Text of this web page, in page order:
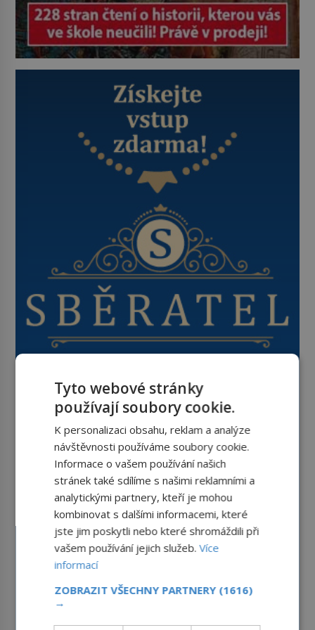
Tyto webové stránky
používají soubory cookie.
K personalizaci obsahu, reklam a analýze
návštěvnosti používáme soubory cookie.
Informace o vašem používání našich
stránek také sdílíme s našimi reklamními a
analytickými partnery, kteří je mohou
kombinovat s dalšími informacemi, které
jste jim poskytli nebo které shromáždili při
vašem používání jejich služeb.Více
informací
ZOBRAZIT VŠECHNY PARTNERY (1616)
→